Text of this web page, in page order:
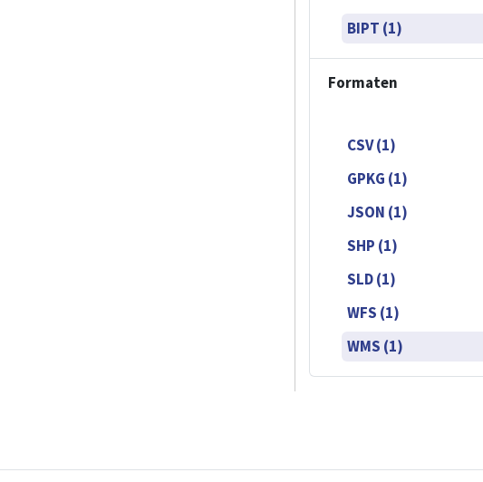
BIPT (1)
Formaten
CSV (1)
GPKG (1)
JSON (1)
SHP (1)
SLD (1)
WFS (1)
WMS (1)